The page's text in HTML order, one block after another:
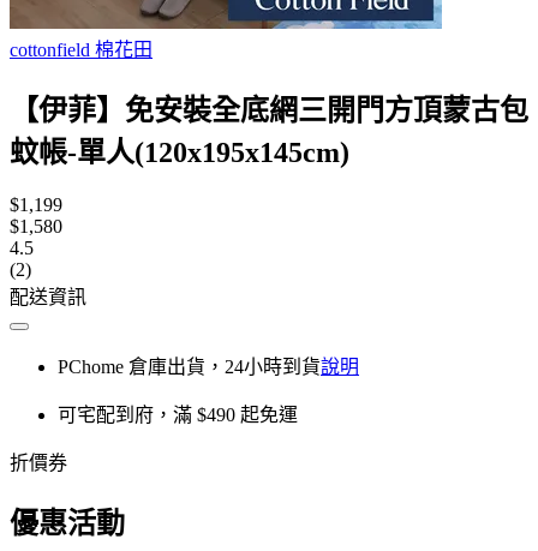
cottonfield 棉花田
【伊菲】免安裝全底網三開門方頂蒙古包
蚊帳-單人(120x195x145cm)
$1,199
$1,580
4.5
(2)
配送資訊
PChome 倉庫出貨，24小時到貨說明
可宅配到府，滿 $490 起免運
折價券
優惠活動